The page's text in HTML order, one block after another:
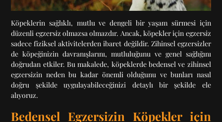
Köpeklerin sağlıklı, mutlu ve dengeli bir yaşam sürmesi için
düzenli egzersiz olmazsa olmazdır. Ancak, köpekler için egzersiz
sadece fiziksel aktivitelerden ibaret değildir. Zihinsel egzersizler
de köpeğinizin davranışlarını, mutluluğunu ve genel sağlığını
doğrudan etkiler. Bu makalede, köpeklerde bedensel ve zihinsel
egzersizin neden bu kadar önemli olduğunu ve bunları nasıl
doğru şekilde uygulayabileceğinizi detaylı bir şekilde ele
alıyoruz.
Bedensel Egzersizin Köpekler için